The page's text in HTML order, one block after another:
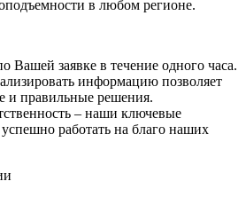
в любом регионе.
заявке в течение одного часа.
информацию позволяет
и правильные решения.
– наши ключевые
работать на благо наших